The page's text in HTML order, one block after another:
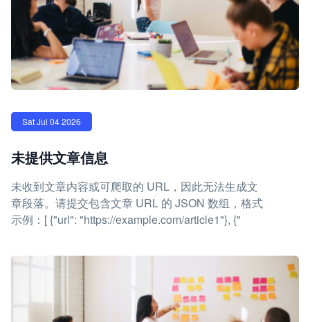
Sat Jul 04 2026
未提供文章信息
未收到文章内容或可爬取的 URL，因此无法生成文
章段落。请提交包含文章 URL 的 JSON 数组，格式
示例：[ {"url": "https://example.com/article1"}, {"